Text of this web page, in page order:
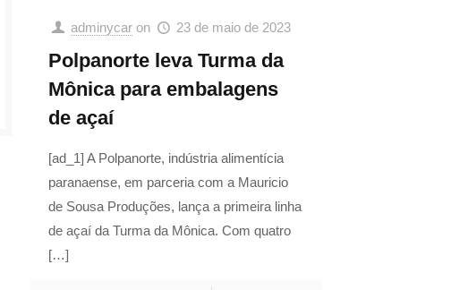
adminycar on 23 de maio de 2023
Polpanorte leva Turma da
Mônica para embalagens
de açaí
[ad_1] A Polpanorte, indústria alimentícia
paranaense, em parceria com a Mauricio
de Sousa Produções, lança a primeira linha
de açaí da Turma da Mônica. Com quatro
[…]